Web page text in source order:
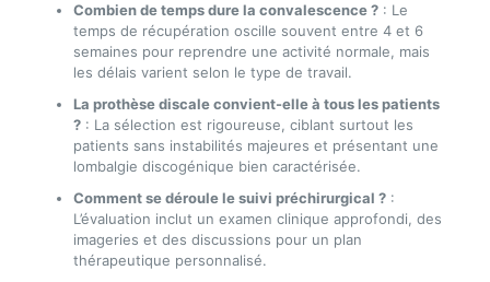
Combien de temps dure la convalescence ?: Le
temps de récupération oscille souvent entre 4 et 6
semaines pour reprendre une activité normale, mais
les délais varient selon le type de travail.
La prothèse discale convient-elle à tous les patients
?: La sélection est rigoureuse, ciblant surtout les
patients sans instabilités majeures et présentant une
lombalgie discogénique bien caractérisée.
Comment se déroule le suivi préchirurgical ?:
L’évaluation inclut un examen clinique approfondi, des
imageries et des discussions pour un plan
thérapeutique personnalisé.